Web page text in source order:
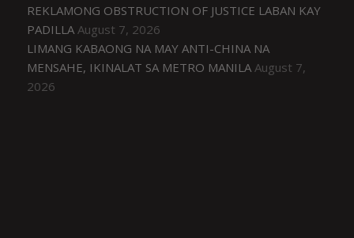
REKLAMONG OBSTRUCTION OF JUSTICE LABAN KAY
PADILLA August 7, 2026
LIMANG KABAONG NA MAY ANTI-CHINA NA
MENSAHE, IKINALAT SA METRO MANILA August 7,
2026